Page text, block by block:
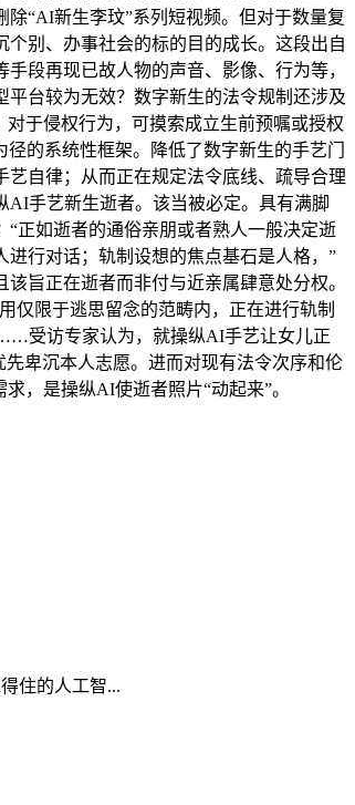
“AI新生李玟”系列短视频。但对于数量复
别、办事社会的标的目的成长。这段出自
段再现已故人物的声音、影像、行为等，
台较为无效？数字新生的法令规制还涉及
于侵权行为，可摸索成立生前预嘱或授权
的系统性框架。降低了数字新生的手艺门
自律；从而正在规定法令底线、疏导合理
AI手艺新生逝者。该当被必定。具有满脚
正如逝者的通俗亲朋或者熟人一般决定逝
行对话；轨制设想的焦点基石是人格，”
旨正在逝者而非付与近亲属肆意处分权。
仅限于逃思留念的范畴内，正在进行轨制
受访专家认为，就操纵AI手艺让女儿正
卑沉本人志愿。进而对现有法令次序和伦
，是操纵AI使逝者照片“动起来”。
住的人工智...